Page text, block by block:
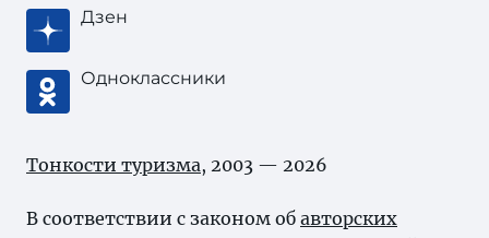
Дзен
Одноклассники
Тонкости туризма, 2003 — 2026
В соответствии с законом об авторских